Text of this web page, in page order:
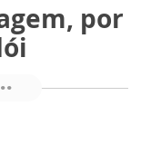
por